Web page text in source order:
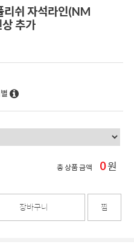
쉬 자석라인(NM
추가
총 상품 금액 0원
장바구니 찜